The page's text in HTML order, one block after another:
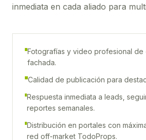
inmediata en cada aliado para
Fotografías y video profesional de
fachada.
Calidad de publicación para
Respuesta inmediata a leads,
reportes semanales.
Distribución en portales con
red off-market TodoProps.